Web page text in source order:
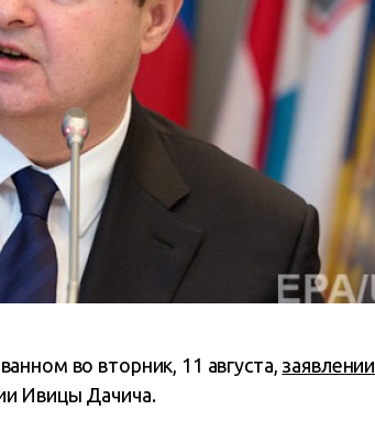
во вторник, 11 августа, заявлении
Ивицы Дачича.